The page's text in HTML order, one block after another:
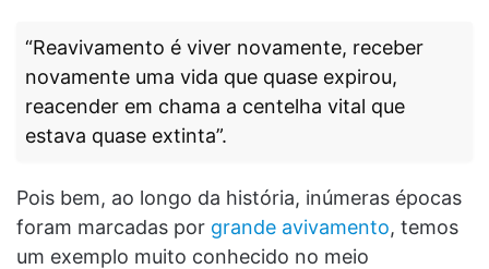
“Reavivamento é viver novamente, receber
novamente uma vida que quase expirou,
reacender em chama a centelha vital que
estava quase extinta”.
Pois bem, ao longo da história, inúmeras épocas
foram marcadas por grande avivamento, temos
um exemplo muito conhecido no meio